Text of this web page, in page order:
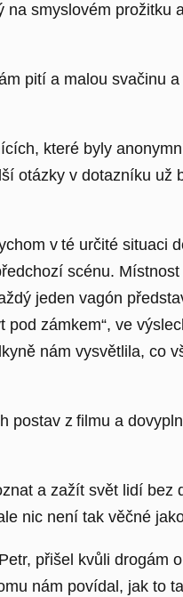
smyslovém
pití a malou svačinu
které byly
v dotazníku už
v té určité
scénu.
jeden vagón
zámkem“, ve
nám vysvětlila,
z filmu a
a zažít svět lidí
nic není tak věčné
přišel kvůli
nám povídal, jak to